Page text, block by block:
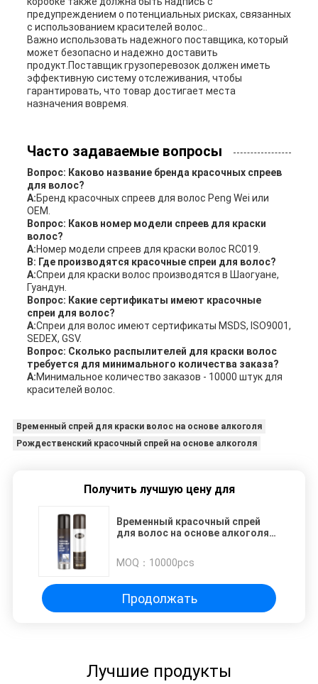
предупреждением о потенциальных рисках, связанных
с использованием красителей волос..
Важно использовать надежного поставщика, который
может безопасно и надежно доставить
продукт.Поставщик грузоперевозок должен иметь
эффективную систему отслеживания, чтобы
гарантировать, что товар достигает места
назначения вовремя.
Часто задаваемые вопросы
Вопрос: Каково название бренда красочных спреев
для волос?
А:Бренд красочных спреев для волос Peng Wei или
OEM.
Вопрос: Каков номер модели спреев для краски
волос?
А:Номер модели спреев для краски волос RC019.
В: Где производятся красочные спреи для волос?
А:Спреи для краски волос производятся в Шаогуане,
Гуандун.
Вопрос: Какие сертификаты имеют красочные
спреи для волос?
А:Спреи для волос имеют сертификаты MSDS, ISO9001,
SEDEX, GSV.
Вопрос: Сколько распылителей для краски волос
требуется для минимального количества заказа?
А:Минимальное количество заказов - 10000 штук для
красителей волос.
Временный спрей для краски волос на основе алкоголя
Рождественский красочный спрей на основе алкоголя
Получить лучшую цену для
Временный красочный спрей
для волос на основе алкоголя
MOQ： 10000pcs
Продолжать
Лучшие продукты